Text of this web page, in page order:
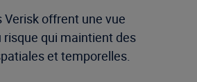
Verisk offrent une vue
risque qui maintient des
et temporelles.